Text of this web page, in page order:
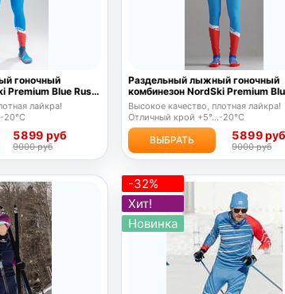
гоночный
Premium Blue Rus
лайкра!
20°С
5899 руб
9000 руб
Раздельный лыжный гоночный
комбинезон NordSki Premium
2020
Высокое качество, плотная лайкра!
Отличный крой +5°...-20°С
ВЫБРАТЬ 5899 руб
9000 руб
-32%
Хит!
Новинка